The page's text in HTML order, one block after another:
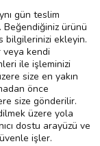
gün teslim
ürünü
bilgilerinizi ekleyin.
veya kendi
ile işleminizi
size en yakın
önce
size gönderilir.
üzere yola
dostu arayüzü ve
işler.